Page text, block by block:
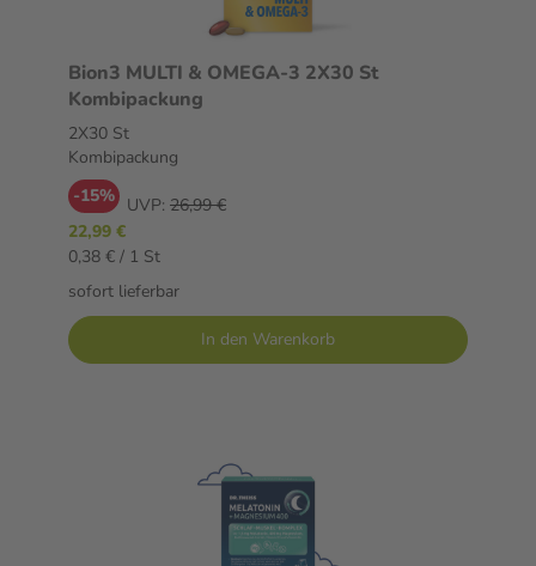
Bion3 MULTI & OMEGA-3 2X30 St
Kombipackung
2X30 St
Kombipackung
-15% UVP: 26,99 €
22,99 €
0,38 € / 1 St
sofort lieferbar
In den Warenkorb